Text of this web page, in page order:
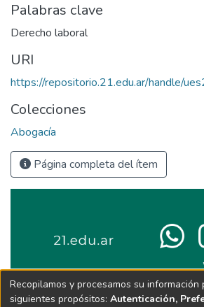
Palabras clave
Derecho laboral
URI
https://repositorio.21.edu.ar/handle/
Colecciones
Abogacía
Página completa del ítem
Recopilamos y procesamos su
siguientes propósitos: Autenticación,